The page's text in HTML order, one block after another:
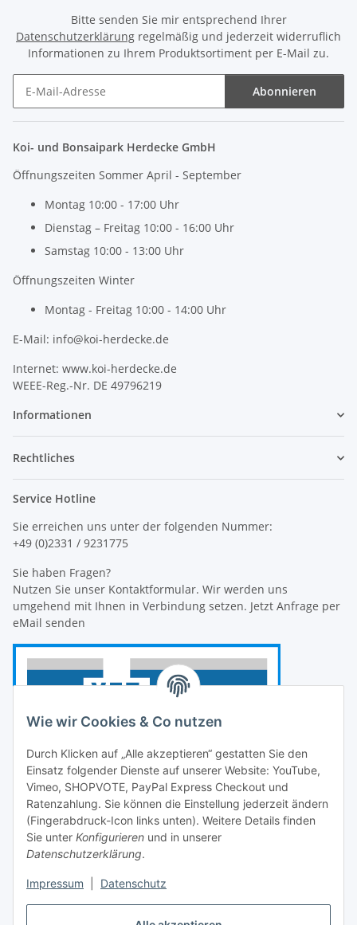
Wie wir Cookies & Co nutzen
Durch Klicken auf „Alle akzeptieren“ gestatten Sie den
Einsatz folgender Dienste auf unserer Website: YouTube,
Vimeo, SHOPVOTE, PayPal Express Checkout und
Ratenzahlung. Sie können die Einstellung jederzeit ändern
(Fingerabdruck-Icon links unten). Weitere Details finden
Sie unter Konfigurieren und in unserer
Datenschutzerklärung.
Impressum Datenschutz
Bitte senden Sie mir entsprechend Ihrer
Datenschutzerklärung regelmäßig und jederzeit widerruflich
Informationen zu Ihrem Produktsortiment per E-Mail zu.
Abonnieren
Koi- und Bonsaipark Herdecke GmbH
Öffnungszeiten Sommer April - September
Montag 10:00 - 17:00 Uhr
Dienstag – Freitag 10:00 - 16:00 Uhr
Samstag 10:00 - 13:00 Uhr
Öffnungszeiten Winter
Montag - Freitag 10:00 - 14:00 Uhr
E-Mail: info@koi-herdecke.de
Internet: www.koi-herdecke.de
WEEE-Reg.-Nr. DE 49796219
Informationen
Rechtliches
Service Hotline
Sie erreichen uns unter der folgenden Nummer:
+49 (0)2331 / 9231775
Sie haben Fragen?
Nutzen Sie unser Kontaktformular. Wir werden uns
umgehend mit Ihnen in Verbindung setzen. Jetzt Anfrage per
eMail senden
Vertrag widerrufen